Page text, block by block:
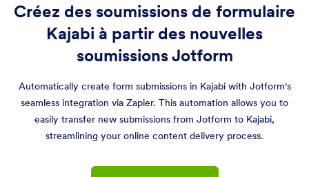
Créez des soumissions de formulaire
Kajabi à partir des nouvelles
soumissions Jotform
Automatically create form submissions in Kajabi with Jotform's
seamless integration via Zapier. This automation allows you to
easily transfer new submissions from Jotform to Kajabi,
streamlining your online content delivery process.